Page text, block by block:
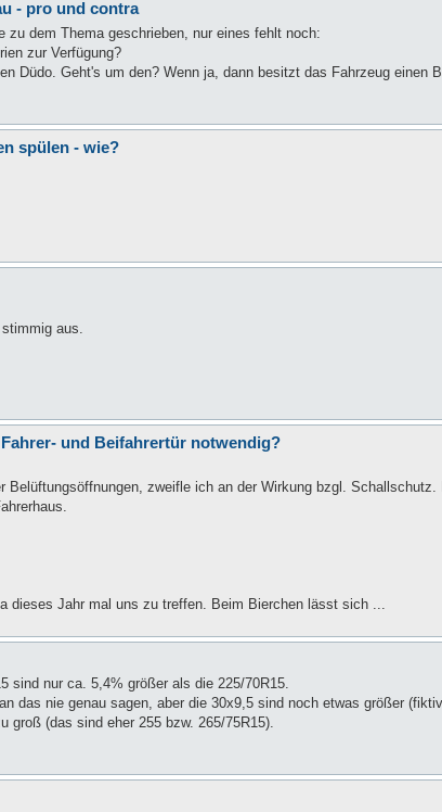
- pro und contra
zu dem Thema geschrieben, nur eines fehlt noch:
zur Verfügung?
Düdo. Geht's um den? Wenn ja, dann besitzt das Fahrzeug einen
spülen - wie?
aus.
und Beifahrertür notwendig?
Belüftungsöffnungen, zweifle ich an der Wirkung bzgl.
dieses Jahr mal uns zu treffen. Beim Bierchen lässt sich ...
sind nur ca. 5,4% größer als die 225/70R15.
das nie genau sagen, aber die 30x9,5 sind noch etwas größer
groß (das sind eher 255 bzw. 265/75R15).